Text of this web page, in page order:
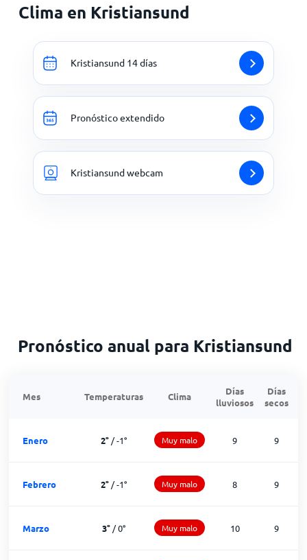
Clima en Kristiansund
Kristiansund 14 días
Pronóstico extendido
Kristiansund webcam
Pronóstico anual para Kristiansund
Mes Temperaturas Clima
Días
lluviosos
Días
secos
Enero 2° /-1° Muy malo 9 9
Febrero 2° /-1° Muy malo 8 9
Marzo 3° /0° Muy malo 10 9